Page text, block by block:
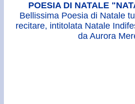
POESIA DI NATALE
Bellissima Poesia di Natale
recitare, intitolata Natale
da Aurora